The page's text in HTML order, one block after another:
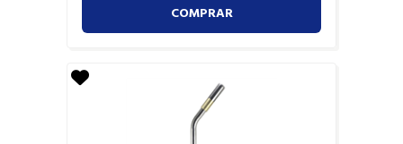
COMPRAR